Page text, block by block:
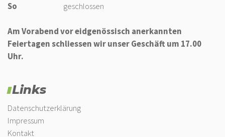
So
geschlossen
Am Vorabend vor eidgenössisch anerkannten
Feiertagen schliessen wir unser Geschäft um 17.00
Uhr.
Links
Datenschutzerklärung
Impressum
Kontakt